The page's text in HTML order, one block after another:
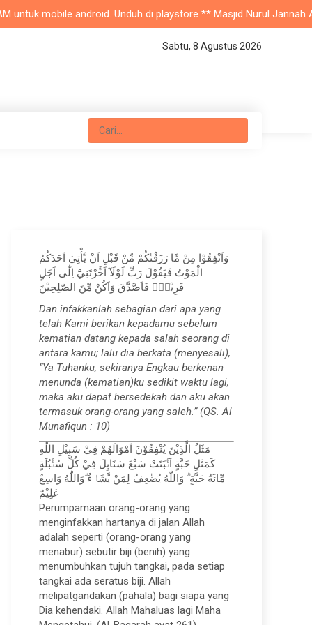
android. Unduh di playstore ** Masjid Nurul Jannah Azalea
Sabtu, 8 Agustus 2026
وَاَنْفِقُوْا مِنْ مَّا رَزَقْنٰكُمْ مِّنْ قَبْلِ اَنْ يَّأْتِيَ اَحَدَكُمُ
الْمَوْتُ فَيَقُوْلَ رَبِّ لَوْلَآ اَخَّرْتَنِيْٓ اِلٰٓى اَجَلٍ
قَرِيْبٍۚ فَاَصَّدَّقَ وَاَكُنْ مِّنَ الصّٰلِحِيْنَ
Dan infakkanlah sebagian dari apa yang
telah Kami berikan kepadamu sebelum
kematian datang kepada salah seorang di
antara kamu; lalu dia berkata (menyesali),
“Ya Tuhanku, sekiranya Engkau berkenan
menunda (kematian)ku sedikit waktu lagi,
maka aku dapat bersedekah dan aku akan
termasuk orang-orang yang saleh.” (QS. Al
Munafiqun : 10)
مَثَلُ الَّذِيْنَ يُنْفِقُوْنَ اَمْوَالَهُمْ فِيْ سَبِيْلِ اللّٰهِ
كَمَثَلِ حَبَّةٍ اَنْۢبَتَتْ سَبْعَ سَنَابِلَ فِيْ كُلِّ سُنْۢبُلَةٍ
مِّائَةُ حَبَّةٍ ۗ وَاللّٰهُ يُضٰعِفُ لِمَنْ يَّشَاۤءُ ۗوَاللّٰهُ وَاسِعٌ
عَلِيْمٌ
Perumpamaan orang-orang yang
menginfakkan hartanya di jalan Allah
adalah seperti (orang-orang yang
menabur) sebutir biji (benih) yang
menumbuhkan tujuh tangkai, pada setiap
tangkai ada seratus biji. Allah
melipatgandakan (pahala) bagi siapa yang
Dia kehendaki. Allah Mahaluas lagi Maha